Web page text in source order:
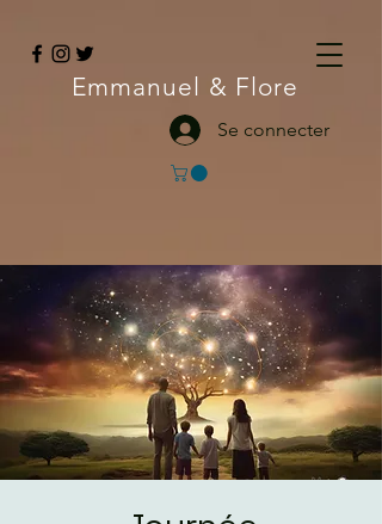
Emmanuel & Flore
Se connecter